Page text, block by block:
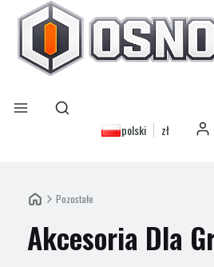
Menu Otwórz wyszukiwarkę
Szukaj
polski zł
Pozostałe
Akcesoria Dla